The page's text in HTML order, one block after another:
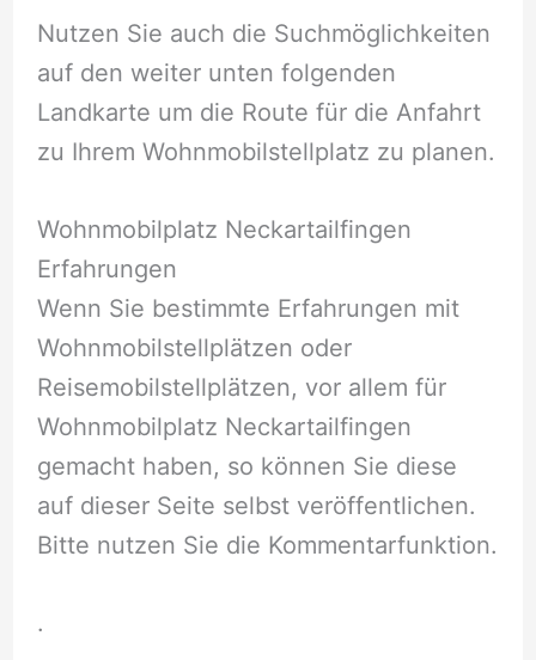
Nutzen Sie auch die Suchmöglichkeiten
auf den weiter unten folgenden
Landkarte um die Route für die Anfahrt
zu Ihrem Wohnmobilstellplatz zu planen.
Wohnmobilplatz Neckartailfingen
Erfahrungen
Wenn Sie bestimmte Erfahrungen mit
Wohnmobilstellplätzen oder
Reisemobilstellplätzen, vor allem für
Wohnmobilplatz Neckartailfingen
gemacht haben, so können Sie diese
auf dieser Seite selbst veröffentlichen.
Bitte nutzen Sie die Kommentarfunktion.
.